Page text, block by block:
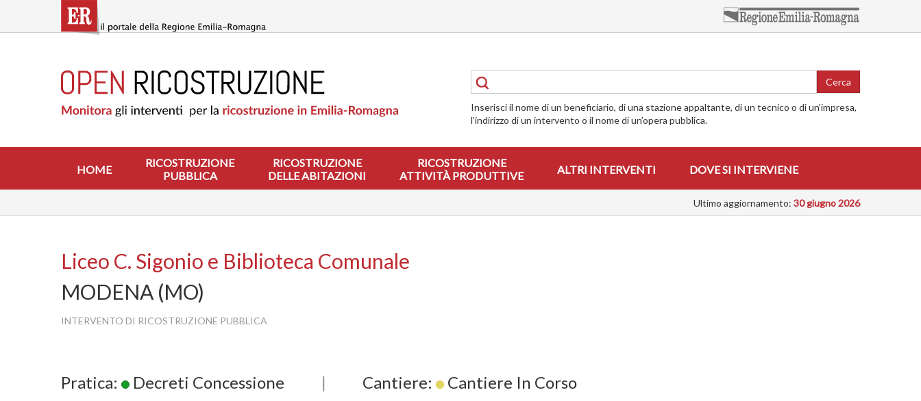
contenuto
RICOSTRUZIONE
PUBBLICA
ABITAZIONI
RICOSTRUZIONE
ATTIVITÀ
INTERVIENE
Cerca
Inserisci il nome di un beneficiario, di una stazione appaltante, di un tecnico o di un’impresa,
l’indirizzo di un intervento o il nome di un’opera pubblica.
HOME
RICOSTRUZIONE
PUBBLICA
RICOSTRUZIONE
DELLE ABITAZIONI
RICOSTRUZIONE
ATTIVITÀ PRODUTTIVE
ALTRI INTERVENTI DOVE SI INTERVIENE
Ultimo aggiornamento: 30 giugno 2026
Liceo C. Sigonio e Biblioteca Comunale
MODENA (MO)
INTERVENTO DI RICOSTRUZIONE PUBBLICA
Pratica: Decreti Concessione | Cantiere: Cantiere In Corso